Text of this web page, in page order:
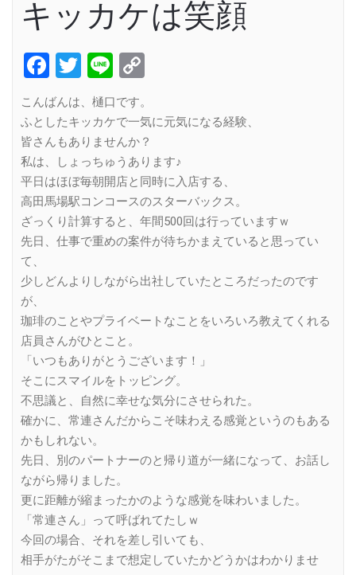
キッカケは笑顔
Facebook
Twitter
Line
こんばんは、樋口です。
ふとしたキッカケで一気に元気になる経験、
皆さんもありませんか？
私は、しょっちゅうあります♪
平日はほぼ毎朝開店と同時に入店する、
高田馬場駅コンコースのスターバックス。
ざっくり計算すると、年間500回は行っていますｗ
先日、仕事で重めの案件が待ちかまえていると思ってい
て、
少しどんよりしながら出社していたところだったのです
が、
珈琲のことやプライベートなことをいろいろ教えてくれる
店員さんがひとこと。
「いつもありがとうございます！」
そこにスマイルをトッピング。
不思議と、自然に幸せな気分にさせられた。
確かに、常連さんだからこそ味わえる感覚というのもある
かもしれない。
先日、別のパートナーのと帰り道が一緒になって、お話し
ながら帰りました。
更に距離が縮まったかのような感覚を味わいました。
「常連さん」って呼ばれてたしｗ
今回の場合、それを差し引いても、
相手がたがそこまで想定していたかどうかはわかりませ